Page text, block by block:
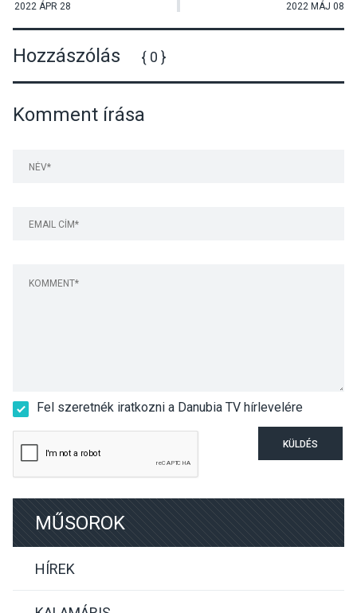
2022 ÁPR 28 2022 MÁJ 08
Hozzászólás { 0 }
Komment írása
Fel szeretnék iratkozni a Danubia TV hírlevelére
KÜLDÉS
MŰSOROK
HÍREK